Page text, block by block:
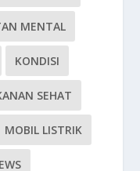
MENTAL
KONDISI
SEHAT
MOBIL LISTRIK